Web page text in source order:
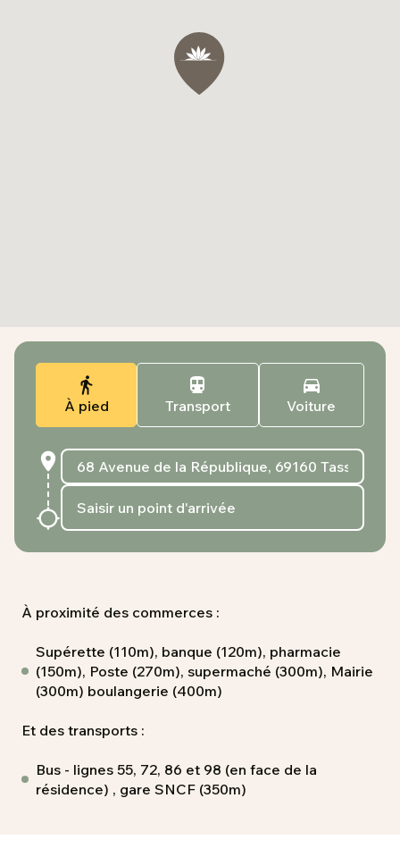
À pied Transport Voiture
À proximité des commerces :
Supérette (110m), banque (120m), pharmacie
(150m), Poste (270m), supermaché (300m), Mairie
(300m) boulangerie (400m)
Et des transports :
Bus - lignes 55, 72, 86 et 98 (en face de la
résidence) , gare SNCF (350m)